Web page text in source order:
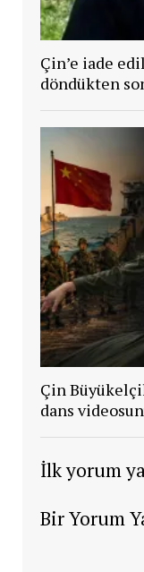
Çin’e iade
döndükten
Çin
dans
İlk yorum
Bir Yorum